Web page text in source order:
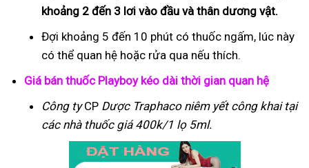
khoảng 2 đến 3 lơi vào đầu và thân dương vật.
Đợi khoảng 5 đến 10 phút có thuốc ngấm, lúc này
có thể quan hệ hoặc rửa qua nếu thích.
Giá bán thuốc Playboy kéo dài thời gian quan hệ
Công tyCP Dược Traphaconiêm yết công khai tại
các nhà thuốc giá 400k/1 lọ 5ml.